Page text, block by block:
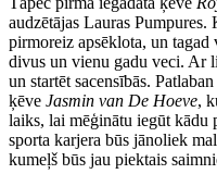
audzētājas Lauras
pirmoreiz apsēklota, un
divus un vienu gadu veci. Ar
un startēt sacensībās.
ķēve Jasmin van De Hoeve,
laiks, lai mēģinātu iegūt kādu
sporta karjera būs jānoliek
kumeļš būs jau piektais